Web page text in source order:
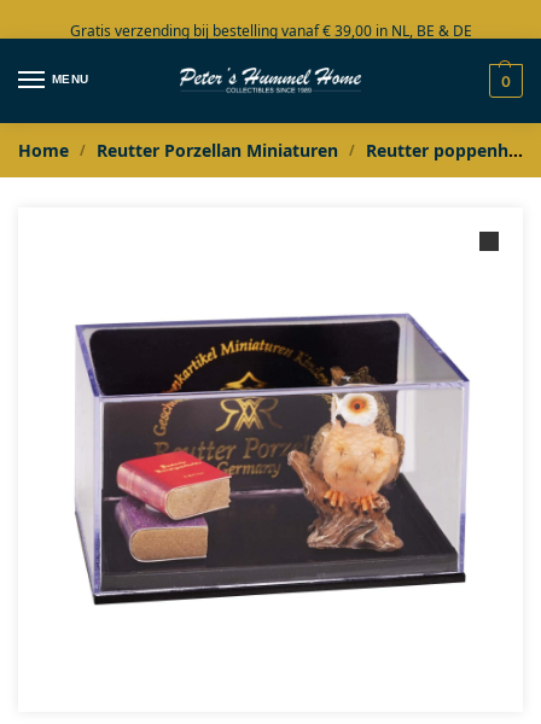
Gratis verzending bij bestelling vanaf € 39,00 in NL, BE & DE
Grote collectie in voorraad
MENU 0
Home / Reutter Porzellan Miniaturen / Reutter poppenhuis miniaturen